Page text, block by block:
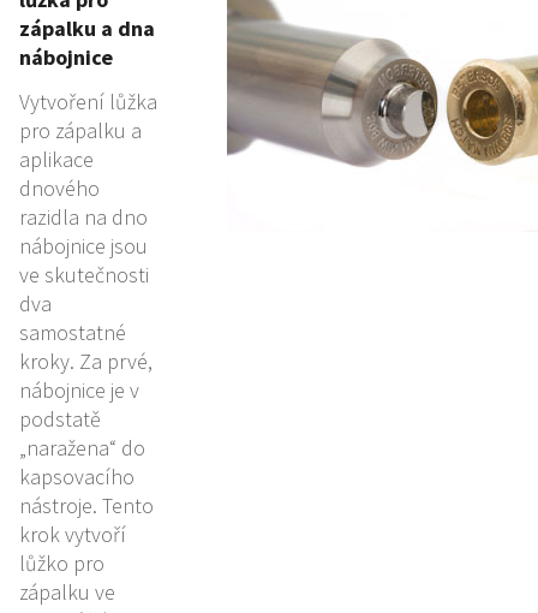
zápalku a dna
nábojnice
Vytvoření lůžka
pro zápalku a
aplikace
dnového
razidla na dno
nábojnice jsou
ve skutečnosti
dva
samostatné
kroky. Za prvé,
nábojnice je v
podstatě
„naražena“ do
kapsovacího
nástroje. Tento
krok vytvoří
lůžko pro
zápalku ve